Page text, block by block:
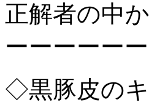
正解者の中
ーーーーー
◇黒豚皮の